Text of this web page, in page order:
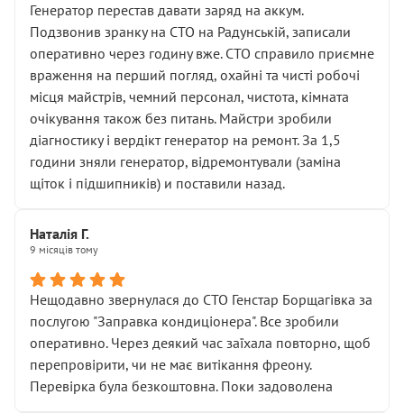
Генератор перестав давати заряд на аккум.
Подзвонив зранку на СТО на Радунській, записали
оперативно через годину вже. СТО справило приємне
враження на перший погляд, охайні та чисті робочі
місця майстрів, чемний персонал, чистота, кімната
очікування також без питань. Майстри зробили
діагностику і вердікт генератор на ремонт. За 1,5
години зняли генератор, відремонтували (заміна
щіток і підшипників) и поставили назад.
Наталія Г.
9 місяців тому
Нещодавно звернулася до СТО Генстар Борщагівка за
послугою "Заправка кондиціонера". Все зробили
оперативно. Через деякий час заїхала повторно, щоб
перепровірити, чи не має витікання фреону.
Перевірка була безкоштовна. Поки задоволена